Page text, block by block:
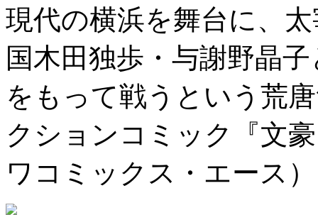
現代の横浜を舞台に、
国木田独歩・与謝野晶
をもって戦うという荒
クションコミック『文
ワコミックス・エース